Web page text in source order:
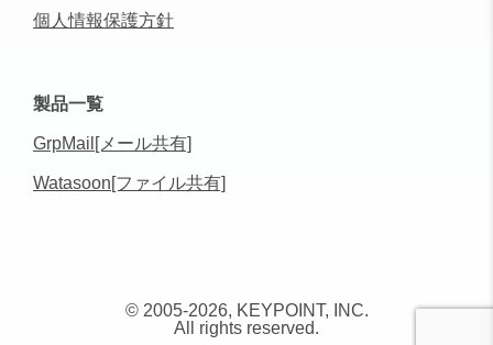
個人情報保護方針
製品一覧
GrpMail[メール共有]
Watasoon[ファイル共有]
© 2005-2026, KEYPOINT, INC.
All rights reserved.